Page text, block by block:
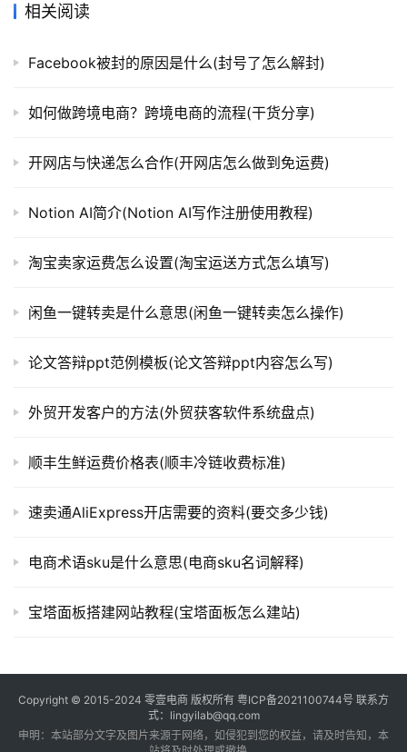
航
相关阅读
Facebook被封的原因是什么(封号了怎么解封)
如何做跨境电商？跨境电商的流程(干货分享)
开网店与快递怎么合作(开网店怎么做到免运费)
Notion AI简介(Notion AI写作注册使用教程)
淘宝卖家运费怎么设置(淘宝运送方式怎么填写)
闲鱼一键转卖是什么意思(闲鱼一键转卖怎么操作)
论文答辩ppt范例模板(论文答辩ppt内容怎么写)
外贸开发客户的方法(外贸获客软件系统盘点)
顺丰生鲜运费价格表(顺丰冷链收费标准)
速卖通AliExpress开店需要的资料(要交多少钱)
电商术语sku是什么意思(电商sku名词解释)
宝塔面板搭建网站教程(宝塔面板怎么建站)
Copyright © 2015-2024 零壹电商 版权所有 粤ICP备2021100744号 联系方
式：lingyilab@qq.com
申明：本站部分文字及图片来源于网络，如侵犯到您的权益，请及时告知，本